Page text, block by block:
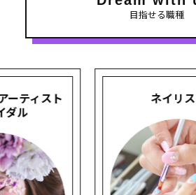
目指せる職種
ト ネイリスト